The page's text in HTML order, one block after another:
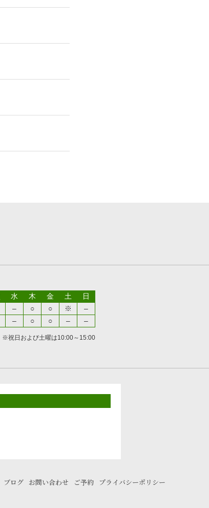
水 木 金 土
日
– ○ ○ ※
–
– ○ ○ – –
※祝日および土曜は10:00～15:00
ブログ お問い合わせ ご予約 プライバシーポリシー